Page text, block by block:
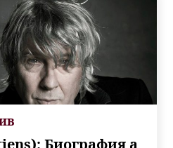
Биография а